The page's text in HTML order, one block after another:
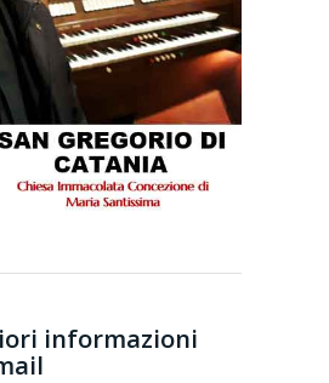
informazioni